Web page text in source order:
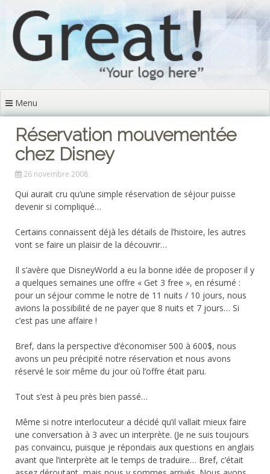
contenu
principal
Menu
Réservation mouvementée
chez Disney
26 novembre 2008
Qui aurait cru qu’une simple réservation de séjour puisse
devenir si compliqué…
Certains connaissent déjà les détails de l’histoire, les autres
vont se faire un plaisir de la découvrir…
Il s’avère que DisneyWorld a eu la bonne idée de proposer il y
a quelques semaines une offre « Get 3 free », en résumé :
pour un séjour comme le notre de 11 nuits / 10 jours, nous
avions la possibilité de ne payer que 8 nuits et 7 jours… Si
c’est pas une affaire !
Bref, dans la perspective d’économiser 500 à 600$, nous
avons un peu précipité notre réservation et nous avons
réservé le soir même du jour où l’offre était paru.
Tout s’est à peu près bien passé…
Même si notre interlocuteur a décidé qu’il vallait mieux faire
une conversation à 3 avec un interprète. (Je ne suis toujours
pas convaincu, puisque je répondais aux questions en anglais
avant que l’interprète ait le temps de traduire… Bref, c’était